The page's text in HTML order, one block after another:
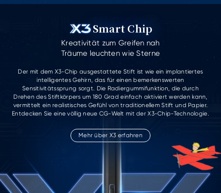
Smart Chip
Kreativität zum Greifen nah
Träume leuchten wie Sterne
Der mit dem X3-Chip ausgestattete Stift ist wie ein implantiertes
intelligentes Gehirn, das für einen bemerkenswerten
Sensitivitätssprung sorgt. Die Radiergummifunktion, die durch
Drehen des Stiftkörpers um 180 Grad einfach aktiviert werden kann,
vermittelt ein realistisches Gefühl von traditionellem Stift und Papier.
Entdecken Sie eine völlig neue CG-Welt mit der X3-Chip-Technologie.
Mehr über X3 erfahren